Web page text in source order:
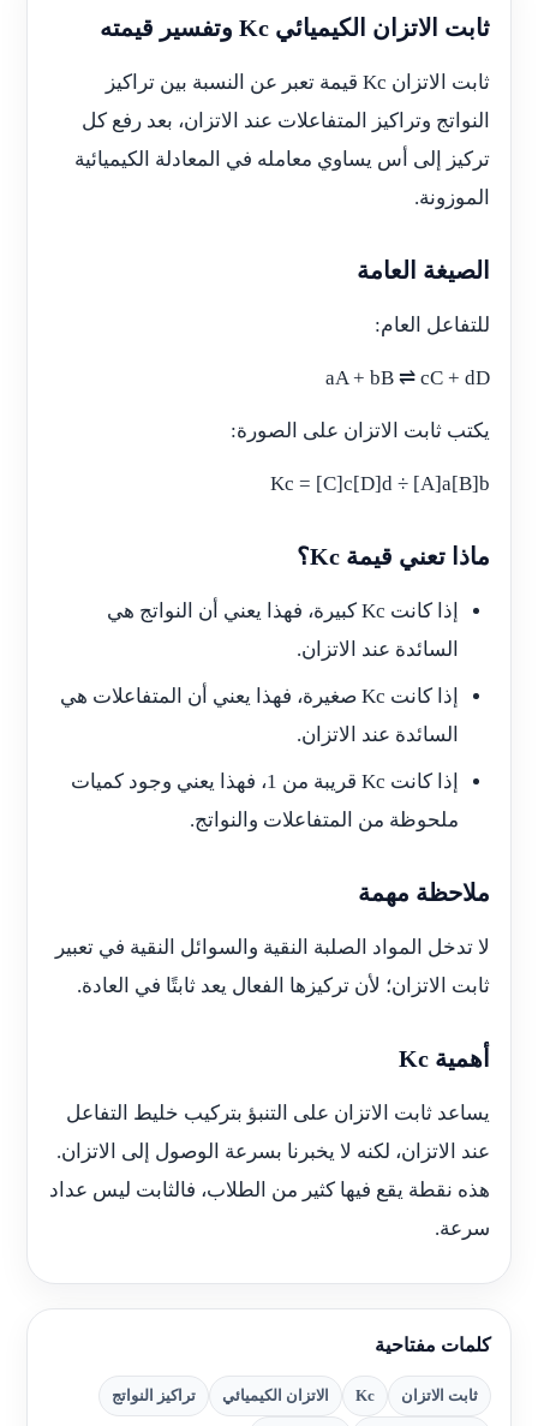
ثابت الاتزان الكيميائي Kc وتفسير قيمته
ثابت الاتزان Kc قيمة تعبر عن النسبة بين تراكيز
النواتج وتراكيز المتفاعلات عند الاتزان، بعد رفع كل
تركيز إلى أس يساوي معامله في المعادلة الكيميائية
الموزونة.
الصيغة العامة
للتفاعل العام:
aA + bB ⇌ cC + dD
يكتب ثابت الاتزان على الصورة:
Kc = [C]c[D]d ÷ [A]a[B]b
ماذا تعني قيمة Kc؟
إذا كانت Kc كبيرة، فهذا يعني أن النواتج هي
السائدة عند الاتزان.
إذا كانت Kc صغيرة، فهذا يعني أن المتفاعلات هي
السائدة عند الاتزان.
إذا كانت Kc قريبة من 1، فهذا يعني وجود كميات
ملحوظة من المتفاعلات والنواتج.
ملاحظة مهمة
لا تدخل المواد الصلبة النقية والسوائل النقية في تعبير
ثابت الاتزان؛ لأن تركيزها الفعال يعد ثابتًا في العادة.
أهمية Kc
يساعد ثابت الاتزان على التنبؤ بتركيب خليط التفاعل
عند الاتزان، لكنه لا يخبرنا بسرعة الوصول إلى الاتزان.
هذه نقطة يقع فيها كثير من الطلاب، فالثابت ليس عداد
سرعة.
كلمات مفتاحية
ثابت الاتزان Kc الاتزان الكيميائي تراكيز النواتج